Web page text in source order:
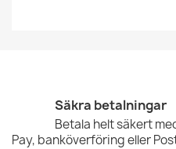
Säkra betalningar
Betala helt säkert
Pay, banköverföring eller